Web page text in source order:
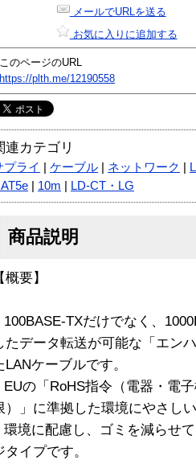
メールでURLを送る
お気に入りに追加する
このページのURL
https://plth.me/12190558
連カテゴリ
プライ ケーブル ネットワーク
10m LD-CT・LG
商品説明
【概要】
100BASE-TXだけでなく、
たデータ転送が可能な「エン
LANケーブルです。
EUの「RoHS指令（電器・電
）」に準拠した環境にやさし
環境に配慮し、ゴミを減らせ
タイプです。